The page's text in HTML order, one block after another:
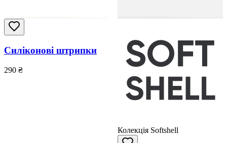
Силіконові штрипки
290 ₴
Колекція Softshell